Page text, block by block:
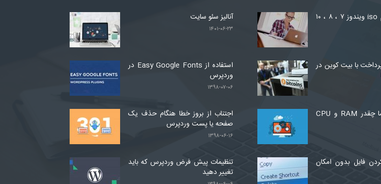
آنالیز سئو سایت
۱۴۰۱-۰۶-۲۳
استفاده از Easy Google Fonts در
وردپرس
۱۳۹۸-۰۷-۰۶
اجتناب از بروز خطا هنگام حذف یک
صفحه یا پست وردپرس
۱۳۹۸-۰۶-۱۶
تنظیمات پیش فرض وردپرس که باید
تغییر دهید
دانلود مستقیم iso ویندوز ۷ ، ۸ ، ۱۰
با بیت کوین در
وب سایت شما چقدر RAM و CPU
کردن فایل بدون امکان